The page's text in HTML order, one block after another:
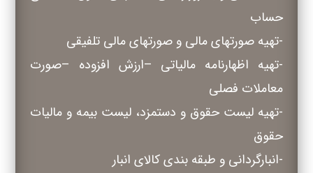
حساب
-تهیه صورتهای مالی و صورتهای مالی تلفیقی
-تهیه اظهارنامه مالیاتی –ارزش افزوده –صورت
معاملات فصلی
-تهیه لیست حقوق و دستمزد، لیست بیمه و مالیات
حقوق
-انبارگردانی و طبقه بندی کالای انبار